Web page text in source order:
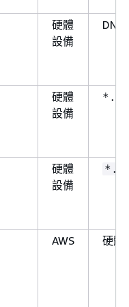
硬體
設備
DNS
硬體
設備
硬體
設備
AWS 硬體